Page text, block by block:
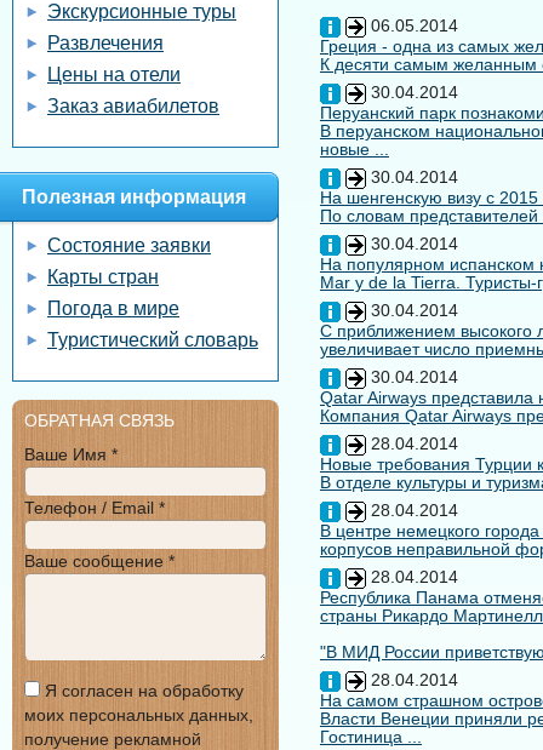
06.05.2014
Греция - одна из самых
К десяти самым желанным
30.04.2014
Перуанский парк
В перуанском
новые ...
30.04.2014
На шенгенскую визу с 2015
По словам
30.04.2014
На популярном испанском
Mar y de la Tierra. Туристы-
30.04.2014
С приближением высокого
увеличивает число
30.04.2014
Qatar Airways
Компания Qatar Airways
28.04.2014
Новые требования Турции
В отделе культуры и
28.04.2014
В центре немецкого
корпусов неправильной
28.04.2014
Республика Панама
страны Рикардо
"В МИД России
28.04.2014
На самом страшном
Власти Венеции приняли
Гостиница ...
Экскурсионные туры
Развлечения
Цены на отели
Заказ авиабилетов
Полезная информация
Состояние заявки
Карты стран
Погода в мире
Туристический словарь
ОБРАТНАЯ СВЯЗЬ
Ваше Имя *
Телефон / Email *
Ваше сообщение *
Я согласен на обработку
моих персональных данных,
получение рекламной